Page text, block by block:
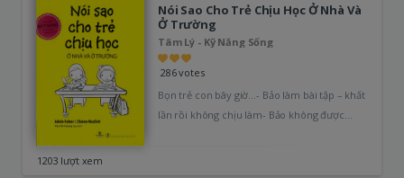
Nói Sao Cho Trẻ Chịu Học Ở Nhà Và
Ở Trường
Tâm Lý - Kỹ Năng Sống
286 votes
Bọn trẻ con bây giờ…- Bảo làm bài tập – khất
lần rồi không chịu làm- Bảo không được
1203 lượt xem